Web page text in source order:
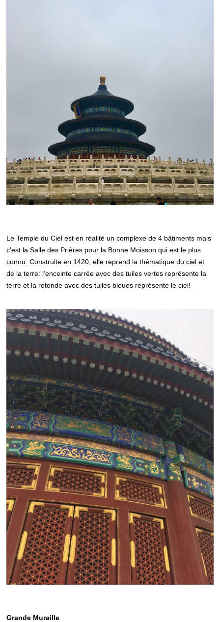
Le Temple du Ciel est en réalité un complexe de 4 bâtiments mais
c’est la Salle des Prières pour la Bonne Moisson qui est le plus
connu. Construite en 1420, elle reprend la thématique du ciel et
de la terre: l’enceinte carrée avec des tuiles vertes représente la
terre et la rotonde avec des tuiles bleues représente le ciel!
Grande Muraille